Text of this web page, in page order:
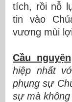
tích, rồi nỗ
tin vào Chú
vương mùi l ợi l
Cầu nguyện
hiệp nhất vớ
phụng sựCh
sựmà khô